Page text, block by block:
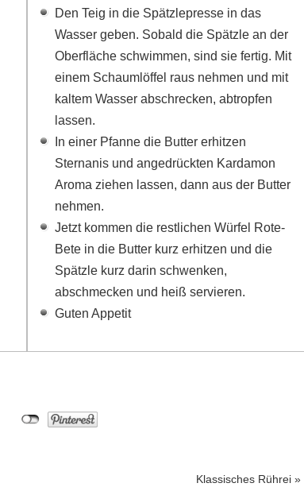
Den Teig in die Spätzlepresse in das
Wasser geben. Sobald die Spätzle an der
Oberfläche schwimmen, sind sie fertig. Mit
einem Schaumlöffel raus nehmen und mit
kaltem Wasser abschrecken, abtropfen
lassen.
In einer Pfanne die Butter erhitzen
Sternanis und angedrückten Kardamon
Aroma ziehen lassen, dann aus der Butter
nehmen.
Jetzt kommen die restlichen Würfel Rote-
Bete in die Butter kurz erhitzen und die
Spätzle kurz darin schwenken,
abschmecken und heiß servieren.
Guten Appetit
Klassisches Rührei »